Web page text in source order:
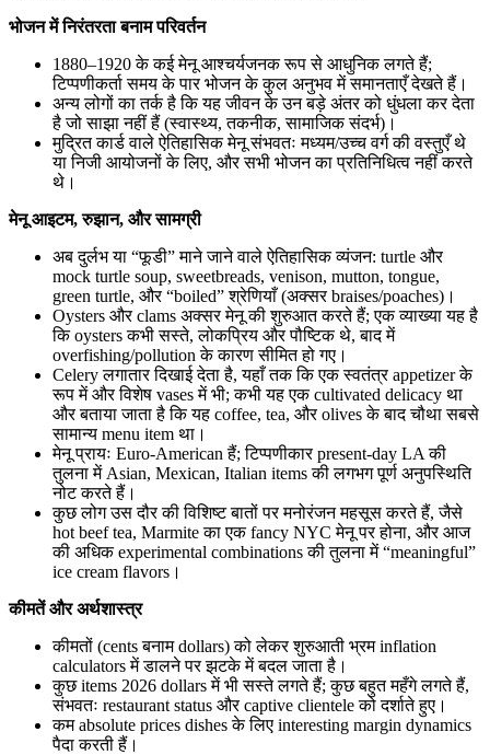
भोजन में निरंतरता बनाम परिवर्तन
1880–1920 के कई मेनू आश्चर्यजनक रूप से आधुनिक लगते हैं;
टिप्पणीकर्ता समय के पार भोजन के कुल अनुभव में समानताएँ देखते हैं।
अन्य लोगों का तर्क है कि यह जीवन के उन बड़े अंतर को धुंधला कर देता
है जो साझा नहीं हैं (स्वास्थ्य, तकनीक, सामाजिक संदर्भ)।
मुद्रित कार्ड वाले ऐतिहासिक मेनू संभवतः मध्यम/उच्च वर्ग की वस्तुएँ थे
या निजी आयोजनों के लिए, और सभी भोजन का प्रतिनिधित्व नहीं करते
थे।
मेनू आइटम, रुझान, और सामग्री
अब दुर्लभ या “फूडी” माने जाने वाले ऐतिहासिक व्यंजन: turtle और
mock turtle soup, sweetbreads, venison, mutton, tongue,
green turtle, और “boiled” श्रेणियाँ (अक्सर braises/poaches)।
Oysters और clams अक्सर मेनू की शुरुआत करते हैं; एक व्याख्या यह है
कि oysters कभी सस्ते, लोकप्रिय और पौष्टिक थे, बाद में
overfishing/pollution के कारण सीमित हो गए।
Celery लगातार दिखाई देता है, यहाँ तक कि एक स्वतंत्र appetizer के
रूप में और विशेष vases में भी; कभी यह एक cultivated delicacy था
और बताया जाता है कि यह coffee, tea, और olives के बाद चौथा सबसे
सामान्य menu item था।
मेनू प्रायः Euro-American हैं; टिप्पणीकार present-day LA की
तुलना में Asian, Mexican, Italian items की लगभग पूर्ण अनुपस्थिति
नोट करते हैं।
कुछ लोग उस दौर की विशिष्ट बातों पर मनोरंजन महसूस करते हैं, जैसे
hot beef tea, Marmite का एक fancy NYC मेनू पर होना, और आज
की अधिक experimental combinations की तुलना में “meaningful”
ice cream flavors।
कीमतें और अर्थशास्त्र
कीमतों (cents बनाम dollars) को लेकर शुरुआती भ्रम inflation
calculators में डालने पर झटके में बदल जाता है।
कुछ items 2026 dollars में भी सस्ते लगते हैं; कुछ बहुत महँगे लगते हैं,
संभवतः restaurant status और captive clientele को दर्शाते हुए।
कम absolute prices dishes के लिए interesting margin dynamics
पैदा करती हैं।